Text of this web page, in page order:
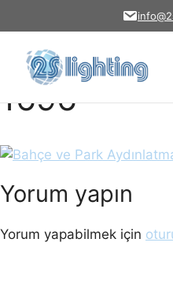
atlabahce-
1696
Yorum yapın
Yorum yapabilmek için